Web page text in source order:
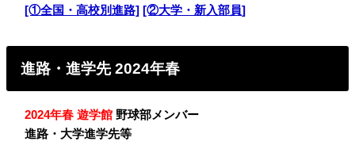
・[①全国・高校別進路] [②大学・新入部員]
進路・進学先 2024年春
・2024年春 遊学館 野球部メンバー
・進路・大学進学先等